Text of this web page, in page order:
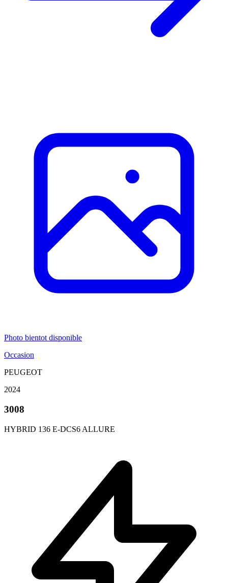
Photo bientot disponible
Occasion
PEUGEOT
2024
3008
HYBRID 136 E-DCS6 ALLURE